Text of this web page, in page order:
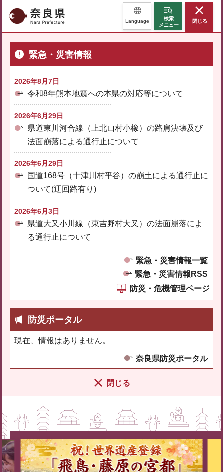
奈良県 Language
検索
メニュー
閉じる
緊急・災害情報
2026年8月7日
令和8年熊本地震への本県の対応等について
2026年6月29日
県道東川河合線（上北山村小橡）の路肩決壊及び
法面崩落による通行止について
2026年6月29日
国道168号（十津川村平谷）の崩土による通行止に
ついて(迂回路有り)
2026年6月3日
県道大又小川線（東吉野村大又）の法面崩落によ
る通行止について
緊急・災害情報一覧
緊急・災害情報RSS
防災・危機管理ページ
防災ポータル
現在、情報はありません。
奈良県防災ポータル
閉じる